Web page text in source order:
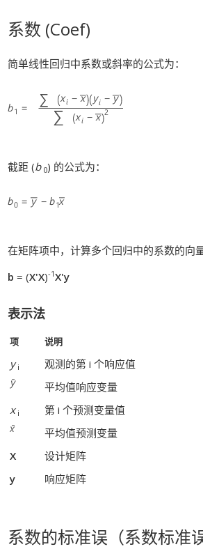
系数 (Coef)
简单线性回归中系数或斜率的公式为：
截距 (b 0) 的公式为：
在矩阵项中，计算多个回归中的系数的向
b = (X'X)-1X'y
表示法
项 说明
y i 观测的第 i 个响应值
平均值响应变量
x i 第 i 个预测变量值
平均值预测变量
X
设计矩阵
y
响应矩阵
系数的标准误（系数标准误